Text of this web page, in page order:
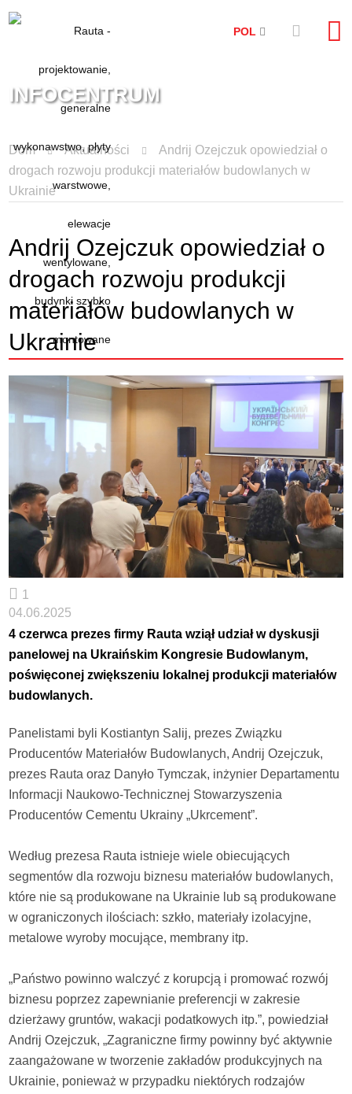
POL
INFOCENTRUM
Dom Aktualności
Andrij Ozejczuk opowiedział o
drogach rozwoju produkcji materiałów budowlanych w
Ukrainie
Andrij Ozejczuk opowiedział o
drogach rozwoju produkcji
materiałów budowlanych w
Ukrainie
1
04.06.2025
4 czerwca prezes firmy Rauta wziął udział w dyskusji
panelowej na Ukraińskim Kongresie Budowlanym,
poświęconej zwiększeniu lokalnej produkcji materiałów
budowlanych.
Panelistami byli Kostiantyn Salij, prezes Związku
Producentów Materiałów Budowlanych, Andrij Ozejczuk,
prezes Rauta oraz Danyło Tymczak, inżynier Departamentu
Informacji Naukowo-Technicznej Stowarzyszenia
Producentów Cementu Ukrainy „Ukrcement”.
Według prezesa Rauta istnieje wiele obiecujących
segmentów dla rozwoju biznesu materiałów budowlanych,
które nie są produkowane na Ukrainie lub są produkowane
w ograniczonych ilościach: szkło, materiały izolacyjne,
metalowe wyroby mocujące, membrany itp.
„Państwo powinno walczyć z korupcją i promować rozwój
biznesu poprzez zapewnianie preferencji w zakresie
dzierżawy gruntów, wakacji podatkowych itp.”, powiedział
Andrij Ozejczuk, „Zagraniczne firmy powinny być aktywnie
zaangażowane w tworzenie zakładów produkcyjnych na
Ukrainie, ponieważ w przypadku niektórych rodzajów